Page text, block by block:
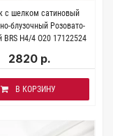
с шелком сатиновый
блузочный Розовато-
H4/4 O20 17122524
2820 р.
В КОРЗИНУ